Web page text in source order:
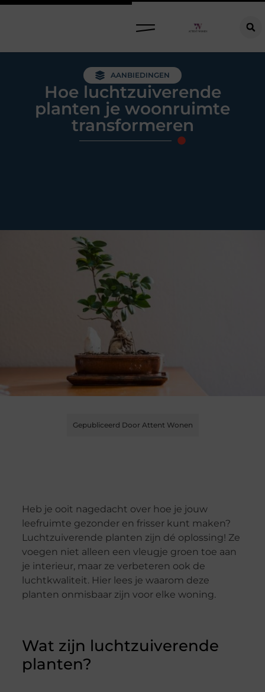
AANBIEDINGEN
Hoe luchtzuiverende
planten je woonruimte
transformeren
Gepubliceerd Door Attent Wonen
Heb je ooit nagedacht over hoe je jouw
leefruimte gezonder en frisser kunt maken?
Luchtzuiverende planten zijn dé oplossing! Ze
voegen niet alleen een vleugje groen toe aan
je interieur, maar ze verbeteren ook de
luchtkwaliteit. Hier lees je waarom deze
planten onmisbaar zijn voor elke woning.
Wat zijn luchtzuiverende
planten?